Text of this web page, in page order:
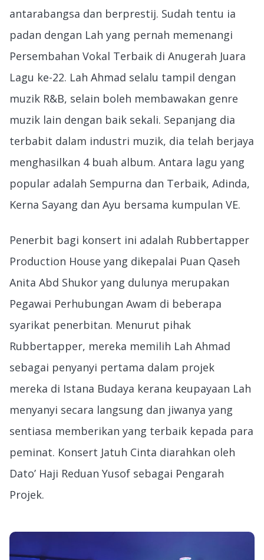
antarabangsa dan berprestij. Sudah tentu ia
padan dengan Lah yang pernah memenangi
Persembahan Vokal Terbaik di Anugerah Juara
Lagu ke-22. Lah Ahmad selalu tampil dengan
muzik R&B, selain boleh membawakan genre
muzik lain dengan baik sekali. Sepanjang dia
terbabit dalam industri muzik, dia telah berjaya
menghasilkan 4 buah album. Antara lagu yang
popular adalah Sempurna dan Terbaik, Adinda,
Kerna Sayang dan Ayu bersama kumpulan VE.
Penerbit bagi konsert ini adalah Rubbertapper
Production House yang dikepalai Puan Qaseh
Anita Abd Shukor yang dulunya merupakan
Pegawai Perhubungan Awam di beberapa
syarikat penerbitan. Menurut pihak
Rubbertapper, mereka memilih Lah Ahmad
sebagai penyanyi pertama dalam projek
mereka di Istana Budaya kerana keupayaan Lah
menyanyi secara langsung dan jiwanya yang
sentiasa memberikan yang terbaik kepada para
peminat. Konsert Jatuh Cinta diarahkan oleh
Dato’ Haji Reduan Yusof sebagai Pengarah
Projek.